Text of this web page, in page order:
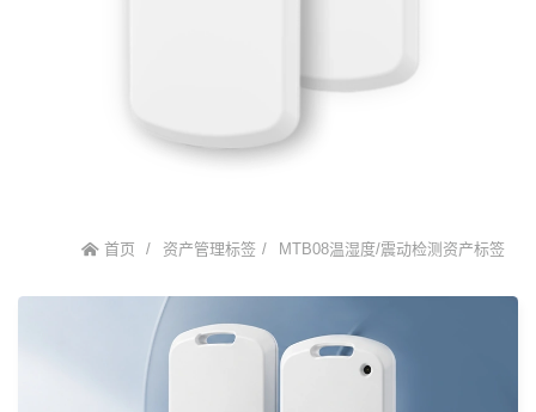
首页 资产管理标签 MTB08温湿度/震动检测资产标签